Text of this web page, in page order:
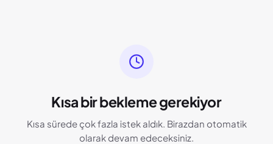
Kısa bir bekleme gerekiyor
Kısa sürede çok fazla istek aldık. Birazdan otomatik
olarak devam edeceksiniz.